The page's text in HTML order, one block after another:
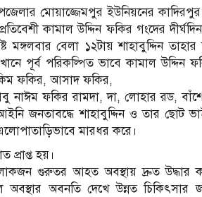
মোয়াজ্জেমপুর ইউনিয়নের
কামাল উদ্দিন ফকির গংদের
বেলা ১২টায় শাহাবুদ্দিন তাহার
পূর্ব পরিকল্পিত ভাবে কামাল উদ্দিন
ফকির, আসাদ ফকির,
ফকির রামদা, দা, লোহার রড, বাঁশের
জনতাবদ্ধে শাহাবুদ্দিন ও তার ছোট
মারধর করে।
প্রাপ্ত হয়।
গুরুতর আহত অবস্থায় দ্রুত উদ্ধার
অবস্থার অবনতি দেখে উন্নত